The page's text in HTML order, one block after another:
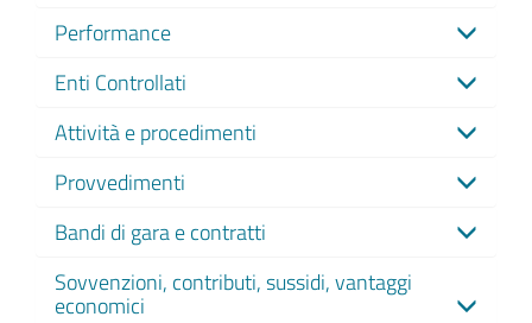
Performance
Enti Controllati
Attività e procedimenti
Provvedimenti
Bandi di gara e contratti
Sovvenzioni, contributi, sussidi, vantaggi
economici